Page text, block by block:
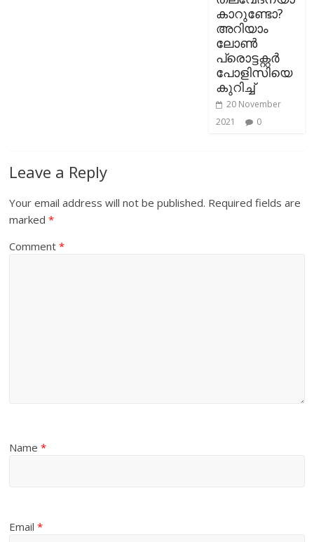
കാറുണ്ടോ?
അറിയാം
ലോണ്‍
പ്രൊട്ടക്റ്റര്‍
പോളിസിയെ
കുറിച്ച്
20 November
2021
0
Leave a Reply
Your email address will not be published. Required fields are
marked*
Comment*
Name*
Email*